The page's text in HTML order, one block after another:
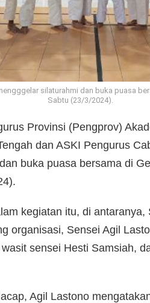
silaturahmi dan buka puasa
Sabtu (23/3/2024).
Provinsi (Pengprov)
dan ASKI Pengurus
buka puasa bersama di
kegiatan itu, di antaranya,
organisasi, Sensei Agil
sensei Hesti Samsiah,
Agil Lastono